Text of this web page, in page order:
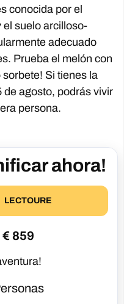
conocida por el
el suelo arcilloso-
adecuado
Prueba el melón con
Si tienes la
de agosto, podrás vivir
persona.
ahora!
LECTOURE
859